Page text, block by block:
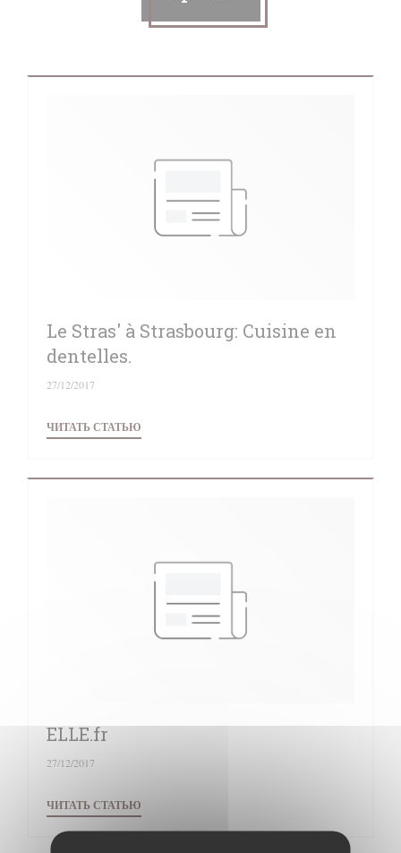
Le Stras' à Strasbourg: Cuisine en
dentelles.
27/12/2017
ЧИТАТЬ СТАТЬЮ
ELLE.fr
27/12/2017
ЧИТАТЬ СТАТЬЮ